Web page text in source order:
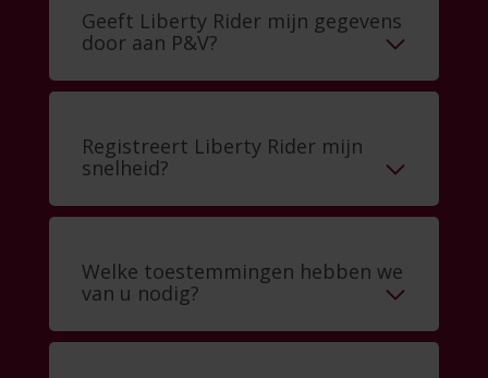
Geeft Liberty Rider mijn gegevens
door aan P&V?
Registreert Liberty Rider mijn
snelheid?
Welke toestemmingen hebben we
van u nodig?